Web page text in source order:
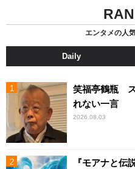
エンタメの人
Daily
笑福亭鶴瓶
れない一言
2026.08.03
『モアナと伝